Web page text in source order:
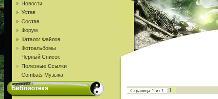
Новости
Устав
Состав
Форум
Каталог Файлов
Фотоальбомы
Чёрный Список
Полезные Ссылки
Combats Музыка
Библиотека Страница 1 из 1 1